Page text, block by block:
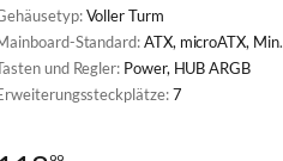
Voller Turm
Standard:ATX, microATX, Mini-ITX
und Regler: Power, HUB ARGB
7